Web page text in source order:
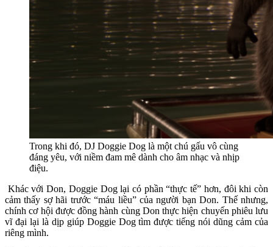
Trong khi đó, DJ Doggie Dog là một chú gấu vô cùng
đáng yêu, với niềm đam mê dành cho âm nhạc và nhịp
điệu.
Khác với Don, Doggie Dog lại có phần “thực tế” hơn, đôi khi còn
cảm thấy sợ hãi trước “máu liều” của người bạn Don. Thế nhưng,
chính cơ hội được đồng hành cùng Don thực hiện chuyến phiêu lưu
vĩ đại lại là dịp giúp Doggie Dog tìm được tiếng nói dũng cảm của
riêng mình.